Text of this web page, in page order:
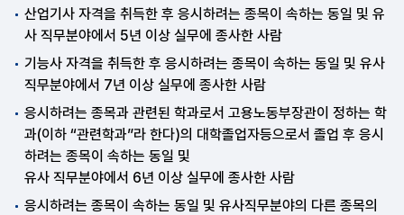
산업기사 자격을 취득한 후 응시하려는 종목이 속하는 동일 및 유
사 직무분야에서 5년 이상 실무에 종사한 사람
기능사 자격을 취득한 후 응시하려는 종목이 속하는 동일 및 유사
직무분야에서 7년 이상 실무에 종사한 사람
응시하려는 종목과 관련된 학과로서 고용노동부장관이 정하는 학
과(이하 “관련학과”라 한다)의 대학졸업자등으로서 졸업 후 응시
하려는 종목이 속하는 동일 및
유사 직무분야에서 6년 이상 실무에 종사한 사람
응시하려는 종목이 속하는 동일 및 유사직무분야의 다른 종목의